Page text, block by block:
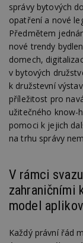
správy bytových
opatření a nové
Předmětem
nové trendy
domech,
v bytových
k družstevní
příležitost pro
užitečného know-
pomoci k jejich
na trhu správy
V rámci
zahraničními
model
Každý právní řád
id